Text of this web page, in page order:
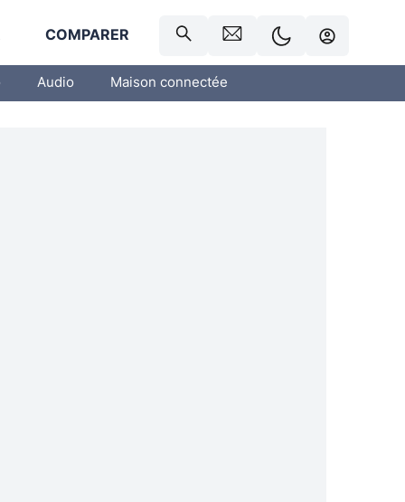
COMPARER
Audio Maison connectée